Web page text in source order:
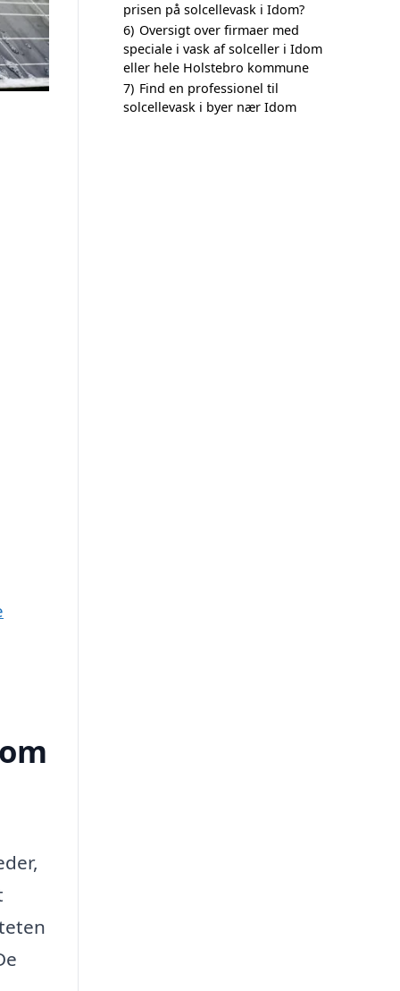
prisen på solcellevask i Idom?
6) Oversigt over firmaer med
speciale i vask af solceller i Idom
eller hele Holstebro kommune
7) Find en professionel til
solcellevask i byer nær Idom